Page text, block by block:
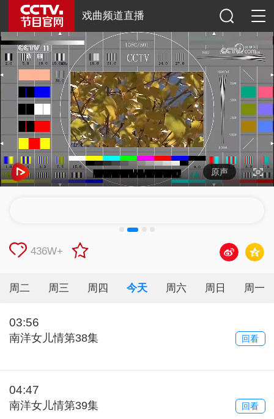
戏曲频道直播
原声
436W+
周二 周三 周四 今天 周六 周日 周一
03:56
南洋女儿情第38集 回看
04:47
南洋女儿情第39集 回看